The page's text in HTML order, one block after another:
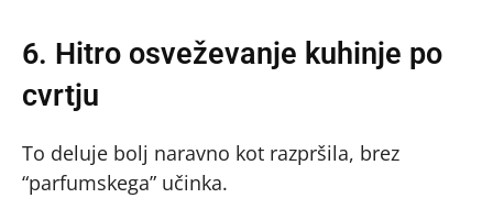
6. Hitro osveževanje kuhinje po
cvrtju
To deluje bolj naravno kot razpršila, brez
“parfumskega” učinka.